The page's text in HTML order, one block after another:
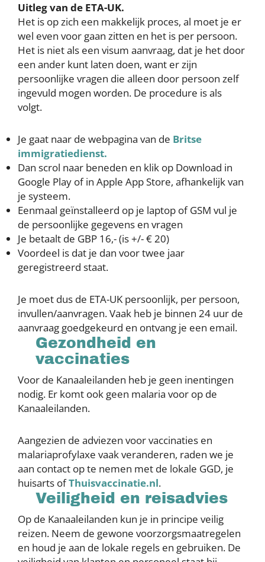
Uitleg van de ETA-UK.
Het is op zich een makkelijk proces, al moet je er
wel even voor gaan zitten en het is per persoon.
Het is niet als een visum aanvraag, dat je het door
een ander kunt laten doen, want er zijn
persoonlijke vragen die alleen door persoon zelf
ingevuld mogen worden. De procedure is als
volgt.
Je gaat naar de webpagina van de Britse
immigratiedienst.
Dan scrol naar beneden en klik op Download in
Google Play of in Apple App Store, afhankelijk van
je systeem.
Eenmaal geïnstalleerd op je laptop of GSM vul je
de persoonlijke gegevens en vragen
Je betaalt de GBP 16,- (is +/- € 20)
Voordeel is dat je dan voor twee jaar
geregistreerd staat.
Je moet dus de ETA-UK persoonlijk, per persoon,
invullen/aanvragen. Vaak heb je binnen 24 uur de
aanvraag goedgekeurd en ontvang je een email.
Gezondheid en
vaccinaties
Voor de Kanaaleilanden heb je geen inentingen
nodig. Er komt ook geen malaria voor op de
Kanaaleilanden.
Aangezien de adviezen voor vaccinaties en
malariaprofylaxe vaak veranderen, raden we je
aan contact op te nemen met de lokale GGD, je
huisarts ofThuisvaccinatie.nl.
Veiligheid en reisadvies
Op de Kanaaleilanden kun je in principe veilig
reizen. Neem de gewone voorzorgsmaatregelen
en houd je aan de lokale regels en gebruiken. De